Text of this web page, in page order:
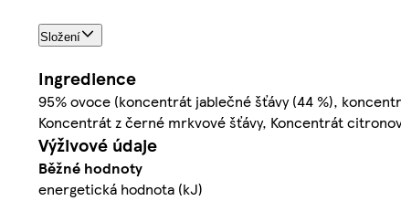
Složení
Ingredience
95% ovoce (koncentrát jablečné šťávy (44 %),
Koncentrát z černé mrkvové šťávy, Koncentrát
Výživové údaje
Běžné hodnoty
energetická hodnota (kJ)